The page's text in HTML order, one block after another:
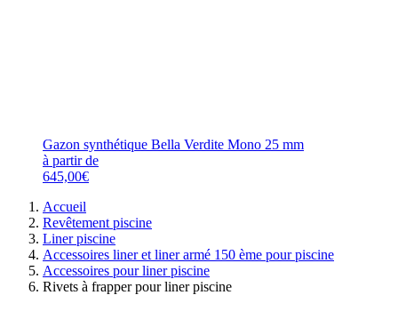
Gazon synthétique Bella Verdite Mono 25 mm
à partir de
645,00€
Accueil
Revêtement piscine
Liner piscine
Accessoires liner et liner armé 150 ème pour piscine
Accessoires pour liner piscine
Rivets à frapper pour liner piscine